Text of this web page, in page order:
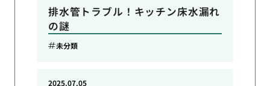
排水管トラブル！キッチン床水漏れ
の謎
未分類
2025.07.05